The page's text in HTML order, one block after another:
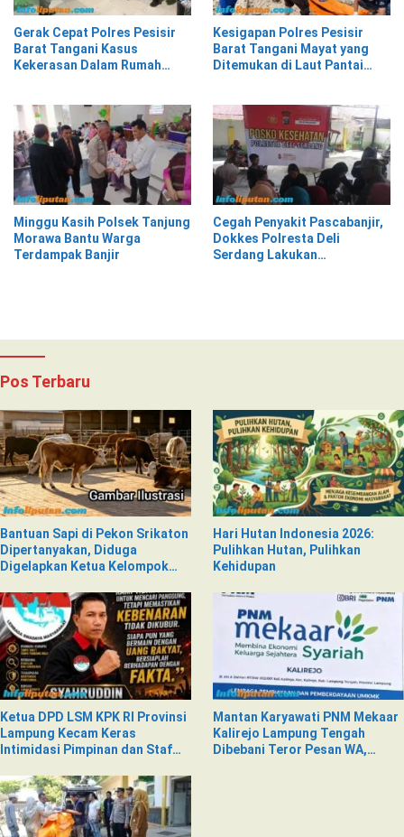
Gerak Cepat Polres Pesisir
Barat Tangani Kasus
Kekerasan Dalam Rumah
Kesigapan Polres Pesisir
Barat Tangani Mayat yang
Ditemukan di Laut Pantai
Minggu Kasih Polsek Tanjung
Morawa Bantu Warga
Terdampak Banjir
Cegah Penyakit Pascabanjir,
Dokkes Polresta Deli
Serdang Lakukan
Pos Terbaru
Bantuan Sapi di Pekon Srikaton
Dipertanyakan, Diduga
Digelapkan Ketua Kelompok
Hari Hutan Indonesia 2026:
Pulihkan Hutan, Pulihkan
Kehidupan
Ketua DPD LSM KPK RI Provinsi
Lampung Kecam Keras
Intimidasi Pimpinan dan Staf
Nad
Mantan Karyawati PNM Mekaar
Kalirejo Lampung Tengah
Dibebani Teror Pesan WA,